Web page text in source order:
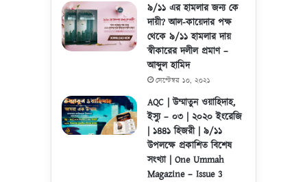
৯/১১ এর হামলার জন্য কে
দায়ী? আল-কায়েদার পক্ষ
থেকে ৯/১১ হামলার দায়
স্বীকারের দলীল প্রমাণ –
আব্দুল হামিদ
সেপ্টেম্বর ১০, ২০২১
AQC | উম্মাতুন ওয়াহিদাহ,
ইস্যু – ০৩ | ২০২০ ইংরেজি
| ১৪৪১ হিজরী | ৯/১১
উপলক্ষে প্রকাশিত বিশেষ
সংখ্যা | One Ummah
Magazine – Issue 3